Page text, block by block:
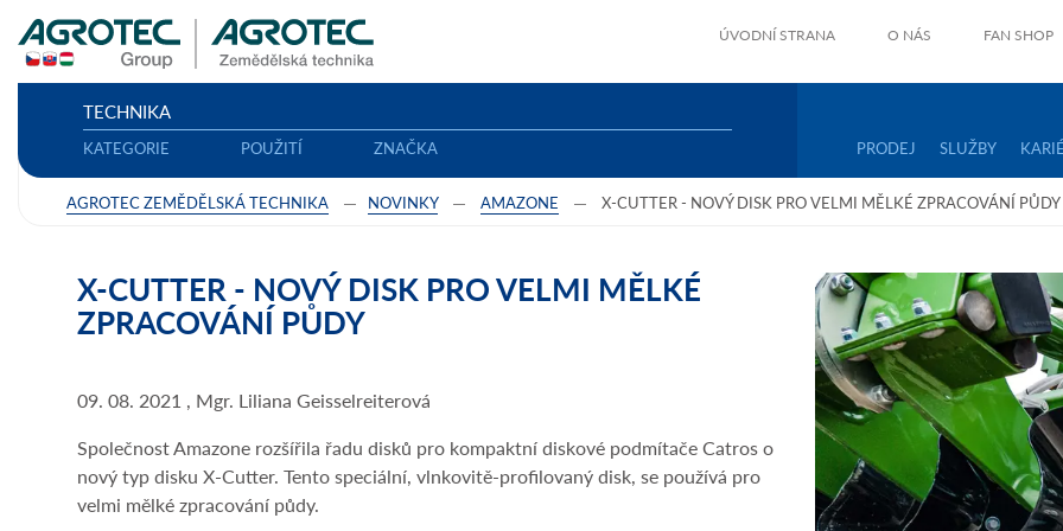
ÚVODNÍ STRANA O NÁS FAN SHOP
TECHNIKA
KATEGORIE POUŽITÍ ZNAČKA PRODEJ SLUŽBY
AGROTEC ZEMĚDĚLSKÁ TECHNIKA NOVINKY AMAZONE X-CUTTER - NOVÝ DISK PRO VELMI MĚLKÉ ZPRACOVÁNÍ PŮDY
X-CUTTER - NOVÝ DISK PRO VELMI MĚLKÉ
ZPRACOVÁNÍ PŮDY
09. 08. 2021 , Mgr. Liliana Geisselreiterová
Společnost Amazone rozšířila řadu disků pro kompaktní diskové podmítače Catros o
nový typ disku X-Cutter. Tento speciální, vlnkovitě-profilovaný disk, se používá pro
velmi mělké zpracování půdy.